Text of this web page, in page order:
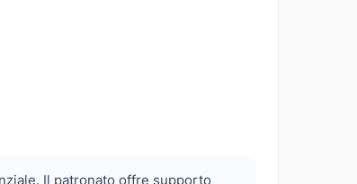
Il patronato offre supporto